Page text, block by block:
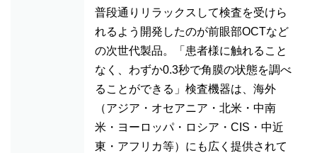
普段通りリラックスして検査を受けら
れるよう開発したのが前眼部OCTなど
の次世代製品。「患者様に触れること
なく、わずか0.3秒で角膜の状態を調べ
ることができる」検査機器は、海外
（アジア・オセアニア・北米・中南
米・ヨーロッパ・ロシア・CIS・中近
東・アフリカ等）にも広く提供されて